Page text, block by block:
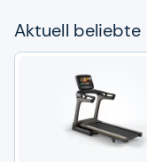
Aktu­ell beliebte